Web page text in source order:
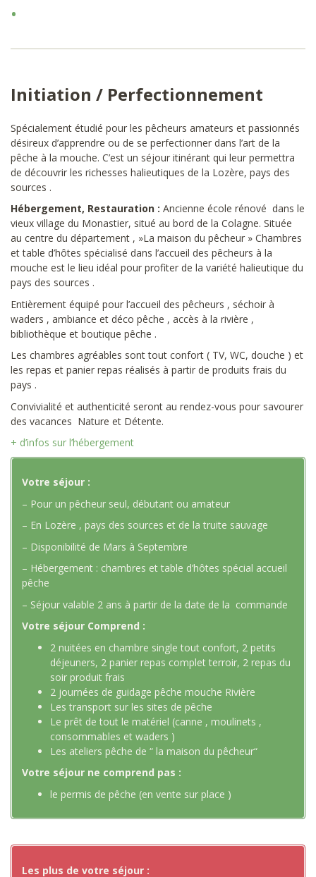
•
Initiation / Perfectionnement
Spécialement étudié pour les pêcheurs amateurs et passionnés
désireux d’apprendre ou de se perfectionner dans l’art de la
pêche à la mouche. C’est un séjour itinérant qui leur permettra
de découvrir les richesses halieutiques de la Lozère, pays des
sources .
Hébergement, Restauration : Ancienne école rénové dans le
vieux village du Monastier, situé au bord de la Colagne. Située
au centre du département , »La maison du pêcheur » Chambres
et table d’hôtes spécialisé dans l’accueil des pêcheurs à la
mouche est le lieu idéal pour profiter de la variété halieutique du
pays des sources .
Entièrement équipé pour l’accueil des pêcheurs , séchoir à
waders , ambiance et déco pêche , accès à la rivière ,
bibliothèque et boutique pêche .
Les chambres agréables sont tout confort ( TV, WC, douche ) et
les repas et panier repas réalisés à partir de produits frais du
pays .
Convivialité et authenticité seront au rendez-vous pour savourer
des vacances Nature et Détente.
+ d’infos sur l’hébergement
Votre séjour :
– Pour un pêcheur seul, débutant ou amateur
– En Lozère , pays des sources et de la truite sauvage
– Disponibilité de Mars à Septembre
– Hébergement : chambres et table d’hôtes spécial accueil
pêche
– Séjour valable 2 ans à partir de la date de la commande
Votre séjour Comprend :
2 nuitées en chambre single tout confort, 2 petits
déjeuners, 2 panier repas complet terroir, 2 repas du
soir produit frais
2 journées de guidage pêche mouche Rivière
Les transport sur les sites de pêche
Le prêt de tout le matériel (canne , moulinets ,
consommables et waders )
Les ateliers pêche de “ la maison du pêcheur“
Votre séjour ne comprend pas :
le permis de pêche (en vente sur place )
Les plus de votre séjour :